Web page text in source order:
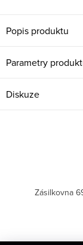
Popis produktu
Parametry
Diskuze
Zásilkovna